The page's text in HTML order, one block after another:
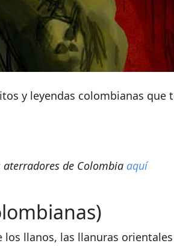
y leyendas colombianas que
de Colombia aquí
los llanos, las llanuras orientales